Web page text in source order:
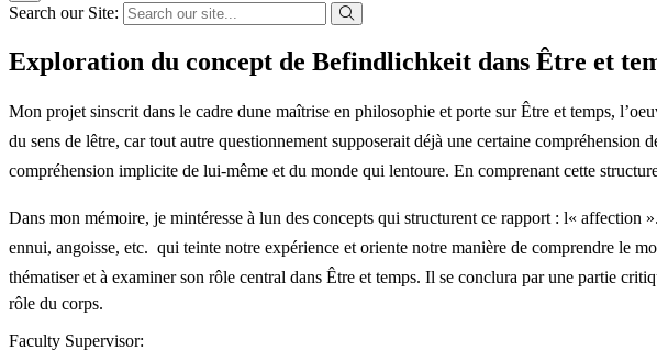
Search our Site:
Exploration du concept de Befindlichkeit dans Être et
Mon projet sinscrit dans le cadre dune maîtrise en philosophie et porte sur Être et temps,
du sens de lêtre, car tout autre questionnement supposerait déjà une certaine
compréhension implicite de lui-même et du monde qui lentoure. En comprenant cette
Dans mon mémoire, je mintéresse à lun des concepts qui structurent ce rapport : l«
ennui, angoisse, etc.  qui teinte notre expérience et oriente notre manière de comprendre le
thématiser et à examiner son rôle central dans Être et temps. Il se conclura par une partie
rôle du corps.
Faculty Supervisor: